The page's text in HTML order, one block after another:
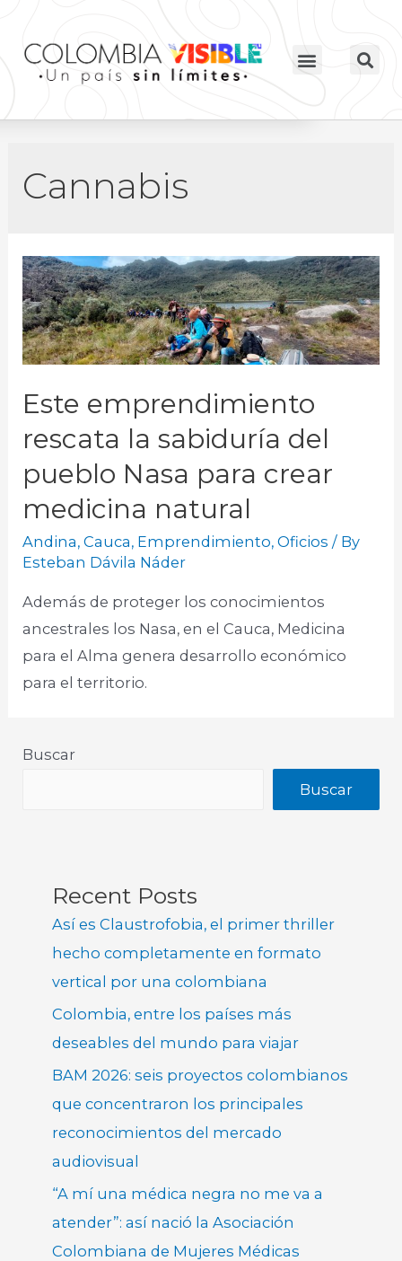
Cannabis
Este emprendimiento
rescata la sabiduría del
pueblo Nasa para crear
medicina natural
Andina,Cauca, Emprendimiento,Oficios / By
Esteban Dávila Náder
Además de proteger los conocimientos
ancestrales los Nasa, en el Cauca, Medicina
para el Alma genera desarrollo económico
para el territorio.
Buscar
Buscar
Recent Posts
Así es Claustrofobia, el primer thriller
hecho completamente en formato
vertical por una colombiana
Colombia, entre los países más
deseables del mundo para viajar
BAM 2026: seis proyectos colombianos
que concentraron los principales
reconocimientos del mercado
audiovisual
“A mí una médica negra no me va a
atender”: así nació la Asociación
Colombiana de Mujeres Médicas